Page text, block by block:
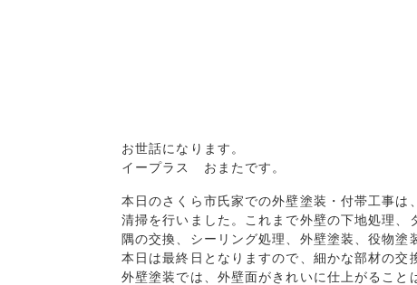
お世話になります。
イープラス　おまたです。
本日のさくら市氏家での外壁塗装・付帯工事は
清掃を行いました。これまで外壁の下地処理、
隅の交換、シーリング処理、外壁塗装、役物塗
本日は最終日となりますので、細かな部材の交
外壁塗装では、外壁面がきれいに仕上がるこ